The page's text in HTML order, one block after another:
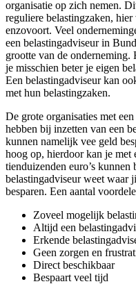
organisatie op zich nemen.
reguliere belastingzaken,
enzovoort. Veel
een belastingadviseur in
grootte van de onderneming.
je misschien beter je eigen
Een belastingadviseur kan
met hun belastingzaken.
De grote organisaties met
hebben bij inzetten van een
kunnen namelijk vee geld
hoog op, hierdoor kan je met
tienduizenden euro’s
belastingadviseur weet waar
besparen. Een aantal
Zoveel mogelijk
Altijd een
Erkende
Geen zorgen en
Direct beschikbaar
Bespaart veel tijd